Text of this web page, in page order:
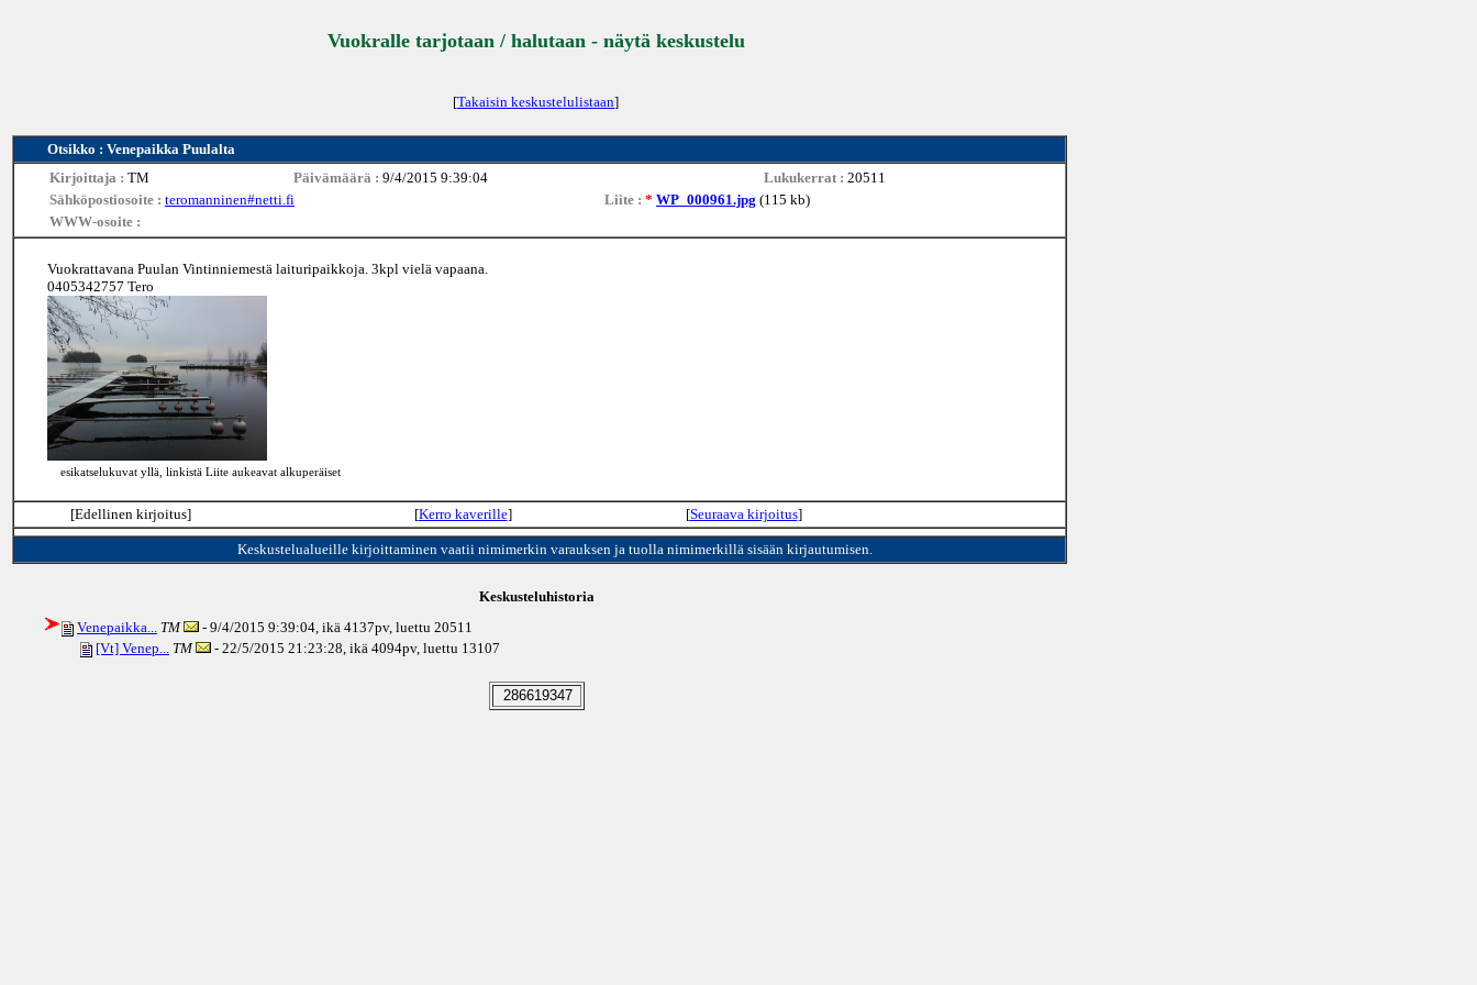
Vuokralle tarjotaan / halutaan - näytä keskustelu
[Takaisin keskustelulistaan]
Otsikko : Venepaikka Puulalta
Kirjoittaja : TM Päivämäärä : 9/4/2015 9:39:04 Lukukerrat : 20511
Sähköpostiosoite : teromanninen#netti.fi Liite : * WP_000961.jpg (115 kb)
WWW-osoite :
Vuokrattavana Puulan Vintinniemestä laituripaikkoja. 3kpl vielä vapaana.
0405342757 Tero
esikatselukuvat yllä, linkistä Liite aukeavat alkuperäiset
[Edellinen kirjoitus] [Kerro kaverille] [Seuraava kirjoitus]
Keskustelualueille kirjoittaminen vaatii nimimerkin varauksen ja tuolla nimimerkillä sisään kirjautumisen.
Keskusteluhistoria
Venepaikka... TM - 9/4/2015 9:39:04, ikä 4137pv, luettu 20511
[Vt] Venep... TM - 22/5/2015 21:23:28, ikä 4094pv, luettu 13107
286619347